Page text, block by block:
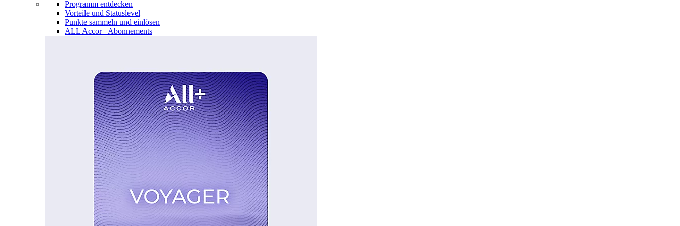
Programm entdecken
Vorteile und Statuslevel
Punkte sammeln und einlösen
ALL Accor+ Abonnements